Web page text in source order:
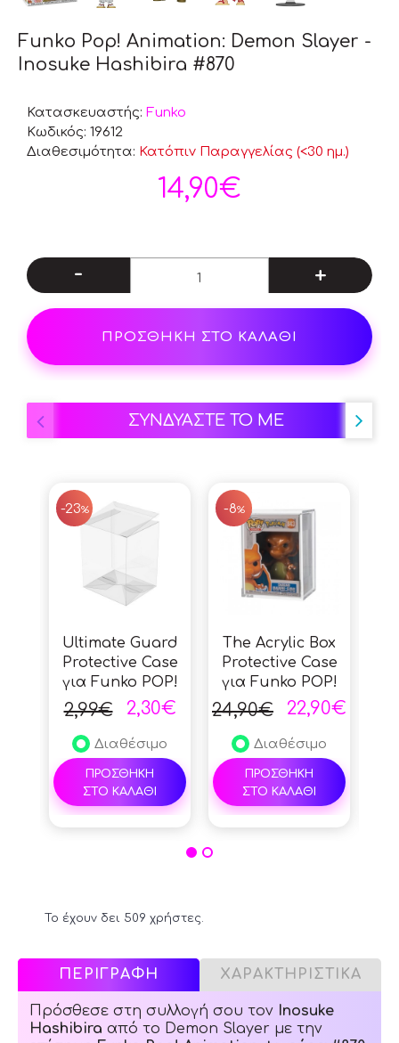
Funko Pop! Animation: Demon Slayer -
Inosuke Hashibira #870
Το έχουν δει 509 χρήστες.
Κατασκευαστής: Funko
Κωδικός: 19612
Διαθεσιμότητα: Κατόπιν Παραγγελίας (<30 ημ.)
14,90€
- +
ΠΡΟΣΘΗΚΗ ΣΤΟ ΚΑΛΑΘΙ
ΣΥΝΔΥΑΣΤΕ ΤΟ ΜΕ
-23%
Ultimate Guard
Protective Case
για Funko POP!
Standard Size
2,99€ 2,30€
Διαθέσιμο
ΠΡΟΣΘΗΚΗ
ΣΤΟ ΚΑΛΑΘΙ
-8%
The Acrylic Box
Protective Case
για Funko POP!
Standard Size
24,90€ 22,90€
Διαθέσιμο
ΠΡΟΣΘΗΚΗ
ΣΤΟ ΚΑΛΑΘΙ
ΠΕΡΙΓΡΑΦΗ ΧΑΡΑΚΤΗΡΙΣΤΙΚΑ
Πρόσθεσε στη συλλογή σου τον Inosuke
Hashibira από το Demon Slayer με την